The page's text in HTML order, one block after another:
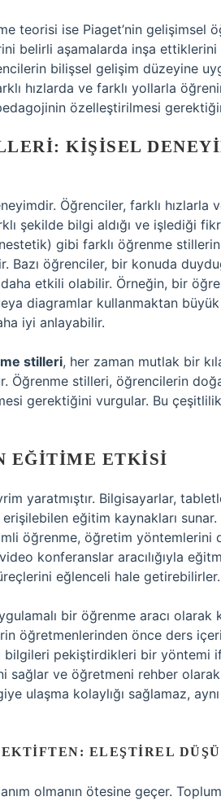
teorisi ise Piaget’nin gelişimsel
belirli aşamalarda inşa ettiklerini
bilişsel gelişim düzeyine
hızlarda ve farklı yollarla
özelleştirilmesi
KIŞISEL
Öğrenciler, farklı
şekilde bilgi aldığı ve işlediği
gibi farklı öğrenme
Bazı öğrenciler, bir konuda
etkili olabilir. Örneğin, bir
diagramlar kullanmaktan
iyi anlayabilir.
stilleri, her zaman mutlak bir
Öğrenme stilleri, öğrencilerin
gerektiğini vurgular. Bu
EĞITIME ETKISI
yaratmıştır. Bilgisayarlar,
eğitim kaynakları
öğrenme, öğretim yöntemlerini
konferanslar aracılığıyla
eğlenceli hale getirebilirler.
bir öğrenme aracı
öğretmenlerinden önce ders
bilgileri pekiştirdikleri bir yöntemi
sağlar ve öğretmeni rehber
ulaşma kolaylığı sağlamaz,
ELEŞTIREL
olmanın ötesine geçer.